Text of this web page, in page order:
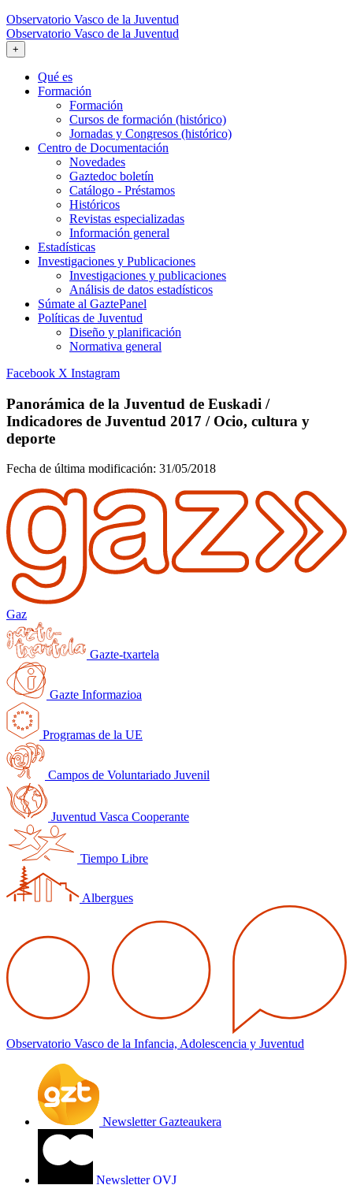
Observatorio Vasco de la Juventud
Observatorio Vasco de la Juventud
+
Qué es
Formación
Formación
Cursos de formación (histórico)
Jornadas y Congresos (histórico)
Centro de Documentación
Novedades
Gaztedoc boletín
Catálogo - Préstamos
Históricos
Revistas especializadas
Información general
Estadísticas
Investigaciones y Publicaciones
Investigaciones y publicaciones
Análisis de datos estadísticos
Súmate al GaztePanel
Políticas de Juventud
Diseño y planificación
Normativa general
Facebook X Instagram
Panorámica de la Juventud de Euskadi /
Indicadores de Juventud 2017 / Ocio, cultura y
deporte
Fecha de última modificación: 31/05/2018
Gaz
Gazte-txartela
Gazte Informazioa
Programas de la UE
Campos de Voluntariado Juvenil
Juventud Vasca Cooperante
Tiempo Libre
Albergues
Observatorio Vasco de la Infancia, Adolescencia y Juventud
Newsletter Gazteaukera
Newsletter OVJ